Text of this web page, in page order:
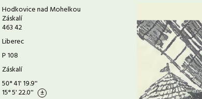
Hodkovice nad Mohelkou
Záskalí
463 42
Liberec
P 108
Záskalí
50° 41' 19.9''
15° 5' 22.0''